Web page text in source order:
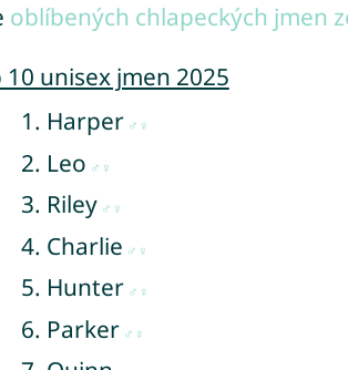
oblíbených chlapeckých jmen
10 unisex jmen 2025
1. Harper
2. Leo
3. Riley
4. Charlie
5. Hunter
6. Parker